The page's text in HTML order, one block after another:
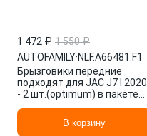
1 472 ₽ 1 550 ₽
AUTOFAMILY·NLF.A66481.F1
Брызговики передние
подходят для JAC J7 I 2020
- 2 шт.(optimum) в пакете
AUTOFAMILYВ корзину